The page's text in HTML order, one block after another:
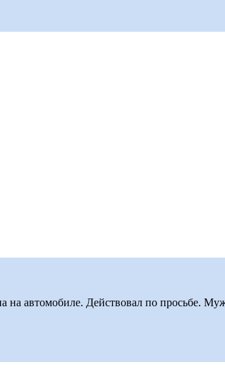
на автомобиле. Действовал по просьбе.